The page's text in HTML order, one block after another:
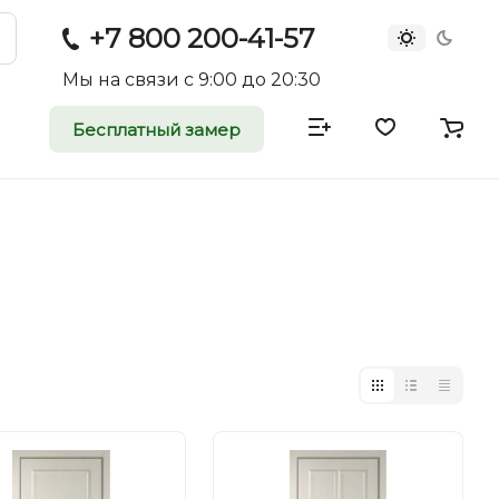
+7 800 200-41-57
Мы на связи с 9:00 до 20:30
Бесплатный замер
и